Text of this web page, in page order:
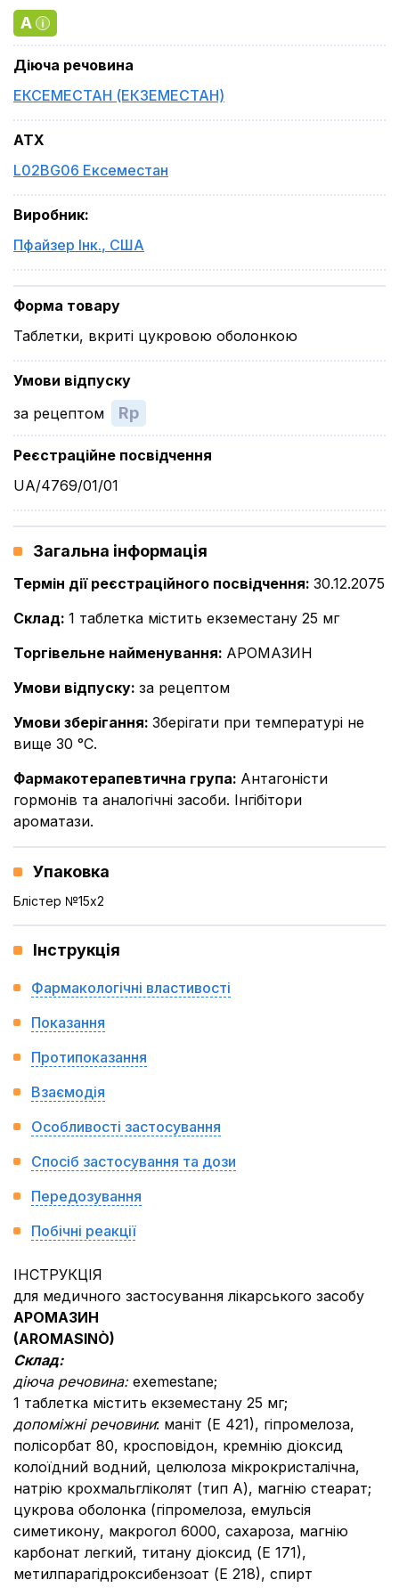
A
Діюча речовина
ЕКСЕМЕСТАН (ЕКЗЕМЕСТАН)
ATX
L02BG06 Ексеместан
Виробник:
Пфайзер Інк., США
Форма товару
Таблетки, вкриті цукровою оболонкою
Умови відпуску
за рецептом
Rp
Реєстраційне посвідчення
UA/4769/01/01
Загальна інформація
Термін дії реєстраційного посвідчення: 30.12.2075
Склад: 1 таблетка містить екземестану 25 мг
Торгівельне найменування: АРОМАЗИН
Умови відпуску: за рецептом
Умови зберігання: Зберігати при температурі не
вище 30 °С.
Фармакотерапевтична група: Антагоністи
гормонів та аналогічні засоби. Інгібітори
ароматази.
Упаковка
Блістер №15x2
Інструкція
Фармакологічні властивості
Показання
Протипоказання
Взаємодія
Особливості застосування
Спосіб застосування та дози
Передозування
Побічні реакції
ІНСТРУКЦІЯ
для медичного застосування лікарського засобу
АРОМАЗИН
(AROMASINÒ)
Склад:
діюча речовина: exemestane;
1 таблетка містить екземестану 25 мг;
допоміжні речовини: маніт (Е 421), гіпромелоза,
полісорбат 80, кросповідон, кремнію діоксид
колоїдний водний, целюлоза мікрокристалічна,
натрію крохмальгліколят (тип А), магнію стеарат;
цукрова оболонка (гіпромелоза, емульсія
симетикону, макрогол 6000, сахароза, магнію
карбонат легкий, титану діоксид (Е 171),
метилпарагідроксибензоат (Е 218), спирт